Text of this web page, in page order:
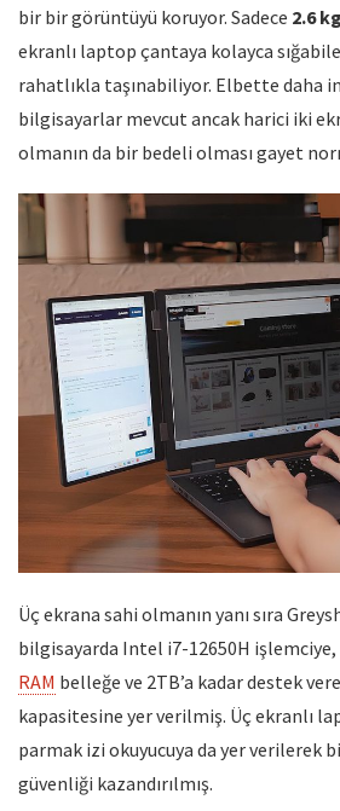
bir bir görüntüyü koruyor. Sadece 2.6 kg
ekranlı laptop çantaya kolayca
rahatlıkla taşınabiliyor. Elbette daha
bilgisayarlar mevcut ancak harici iki
olmanın da bir bedeli olması gayet
Üç ekrana sahi olmanın yanı sıra
bilgisayarda Intel i7-12650H işlemciye,
RAM belleğe ve 2TB’a kadar destek
kapasitesine yer verilmiş. Üç ekranlı
parmak izi okuyucuya da yer verilerek
güvenliği kazandırılmış.